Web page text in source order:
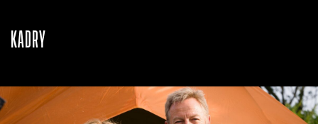
KADRY